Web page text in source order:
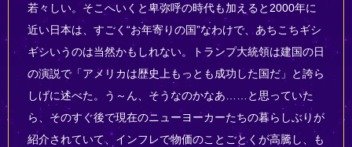
若々しい。そこへいくと卑弥呼の時代も加えると2000年に
近い日本は、すごく“お年寄りの国”なわけで、あちこちギシ
ギシいうのは当然かもしれない。トランプ大統領は建国の日
の演説で「アメリカは歴史上もっとも成功した国だ」と誇ら
しげに述べた。う～ん、そうなのかなあ……と思っていた
ら、そのすぐ後で現在のニューヨーカーたちの暮らしぶりが
紹介されていて、インフレで物価のことごとくが高騰し、も